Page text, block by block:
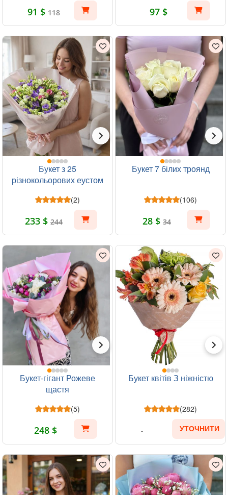
91 $ 118 97 $
Букет з 25
різнокольорових еустом
(2)
233 $ 244
Букет 7 білих троянд
(106)
28 $ 34
Букет-гігант Рожеве
щастя
(5)
248 $
Букет квітів З ніжністю
(282)
УТОЧНИТИ